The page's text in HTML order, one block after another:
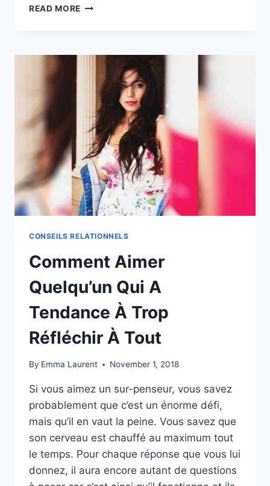
READ MORE 10
ÊTES
AMOUREUSE
HOMME
ÉMOTIONNELLEMENT
INDISPONIBLE
CONSEILS RELATIONNELS
Comment Aimer
Quelqu’un Qui A
Tendance À Trop
Réfléchir À Tout
By Emma Laurent November 1, 2018
Si vous aimez un sur-penseur, vous savez
probablement que c’est un énorme défi,
mais qu’il en vaut la peine. Vous savez que
son cerveau est chauffé au maximum tout
le temps. Pour chaque réponse que vous lui
donnez, il aura encore autant de questions